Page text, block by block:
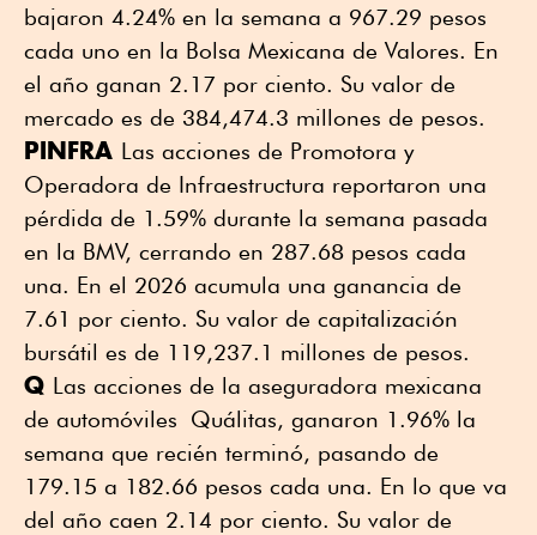
bajaron 4.24% en la semana a 967.29 pesos
cada uno en la Bolsa Mexicana de Valores. En
el año ganan 2.17 por ciento. Su valor de
mercado es de 384,474.3 millones de pesos.
PINFRA Las acciones de Promotora y
Operadora de Infraestructura reportaron una
pérdida de 1.59% durante la semana pasada
en la BMV, cerrando en 287.68 pesos cada
una. En el 2026 acumula una ganancia de
7.61 por ciento. Su valor de capitalización
bursátil es de 119,237.1 millones de pesos.
Q Las acciones de la aseguradora mexicana
de automóviles Quálitas, ganaron 1.96% la
semana que recién terminó, pasando de
179.15 a 182.66 pesos cada una. En lo que va
del año caen 2.14 por ciento. Su valor de